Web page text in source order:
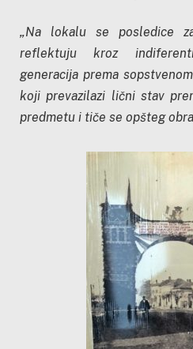
„Na lokalu se
posledice
reflektuju kroz
generacija prema
koji prevazilazi lični stav
predmetu i tiče se opšteg